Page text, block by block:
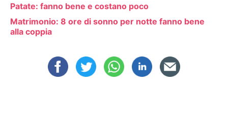
Patate: fanno bene e costano poco
Matrimonio: 8 ore di sonno per notte fanno bene
alla coppia